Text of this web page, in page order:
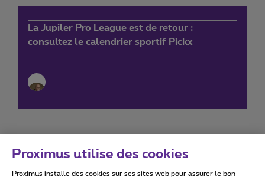
La Jupiler Pro League est de retour :
consultez le calendrier sportif Pickx
Proximus utilise des cookies
Proximus installe des cookies sur ses sites web pour assurer le bon